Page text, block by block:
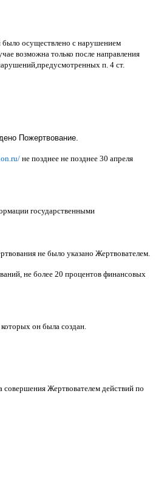
было осуществлено с нарушением
возможна только после направления
,предусмотренных п. 4 ст.
Пожертвование.
не позднее не позднее 30 апреля
государственными
не было указано Жертвователем.
, не более 20 процентов финансовых
которых он была создан.
совершения Жертвователем действий по